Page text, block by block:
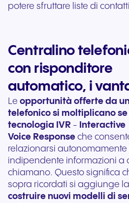
potere sfruttare liste di
Centralino
con risponditore
automatico, i
Le opportunità offerte da
telefonico si moltiplicano
tecnologia IVR - Interactive
Voice Response che
relazionarsi
indipendente informazioni a
chiamano. Questo significa
sopra ricordati si aggiunge la
costruire nuovi modelli di